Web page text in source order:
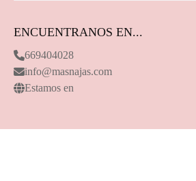
ENCUENTRANOS EN...
669404028
info@masnajas.com
Estamos en